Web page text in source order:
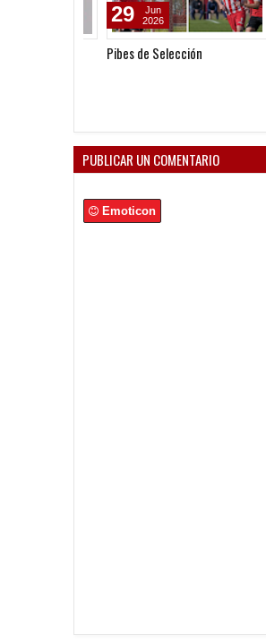
Pibes de Selección
29
Jun
2026
PUBLICAR UN COMENTARIO
Emoticon